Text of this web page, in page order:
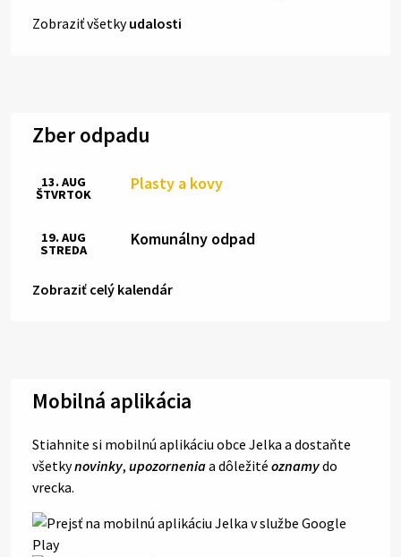
Zobraziť všetkyudalosti
Zber odpadu
Plasty a kovy
13. AUG
ŠTVRTOK
Komunálny odpad
19. AUG
STREDA
Zobraziť celý kalendár
Mobilná aplikácia
Stiahnite si mobilnú aplikáciu obce Jelka a dostaňte
všetkynovinky, upozorneniaa dôležité oznamydo
vrecka.